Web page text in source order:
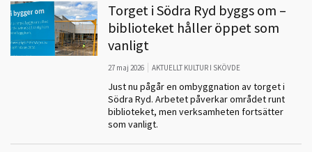
Torget i Södra Ryd byggs om –
biblioteket håller öppet som
vanligt
27 maj 2026 AKTUELLT KULTUR I SKÖVDE
Just nu pågår en ombyggnation av torget i
Södra Ryd. Arbetet påverkar området runt
biblioteket, men verksamheten fortsätter
som vanligt.